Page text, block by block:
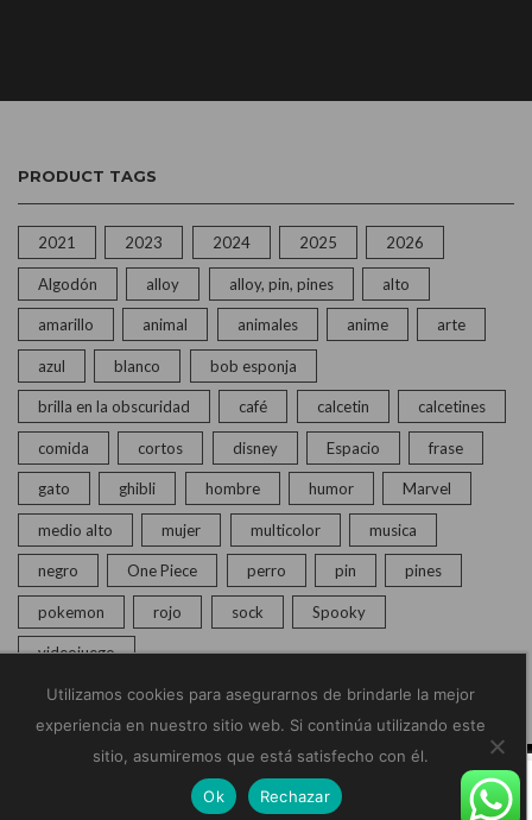
PRODUCT TAGS
2021 2023 2024 2025 2026
Algodón alloy alloy, pin, pines alto
amarillo animal animales anime arte
azul blanco bob esponja
brilla en la obscuridad café calcetin calcetines
comida cortos disney Espacio frase
gato ghibli hombre humor Marvel
medio alto mujer multicolor musica
negro One Piece perro pin pines
pokemon rojo sock Spooky
videojuego
© Copyright 2020 – 2025 | Monkey Socks | Todos los
derechos reservados | Políticas de Privacidad
Calcetines Pines Chat en vivo
Utilizamos cookies para asegurarnos de brindarle la mejor
experiencia en nuestro sitio web. Si continúa utilizando este
sitio, asumiremos que está satisfecho con él.
Ok Rechazar